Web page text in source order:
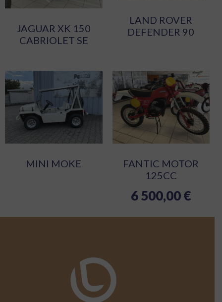
JAGUAR XK 150
CABRIOLET SE
LAND ROVER
DEFENDER 90
MINI MOKE
FANTIC MOTOR
125CC
6 500,00€